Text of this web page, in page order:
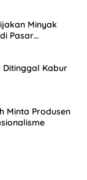
Minyak
Pasar
Ditinggal Kabur
Minta Produsen